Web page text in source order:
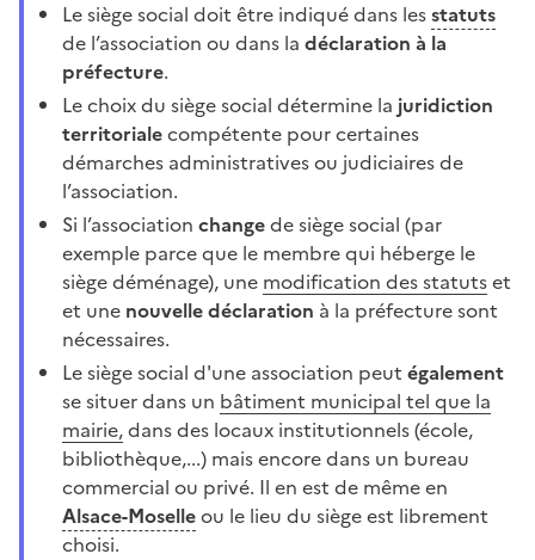
Le siège social doit être indiqué dans lesstatuts
de l’association ou dans la déclaration à la
préfecture.
Le choix du siège social détermine la juridiction
territorialecompétente pour certaines
démarches administratives ou judiciaires de
l’association.
Si l’association changede siège social (par
exemple parce que le membre qui héberge le
siège déménage), une modification des statutset
et une nouvelle déclaration à la préfecture sont
nécessaires.
Le siège social d'une association peut également
se situer dans un bâtiment municipal tel que la
mairie,dans des locaux institutionnels (école,
bibliothèque,...) mais encore dans un bureau
commercial ou privé. Il en est de même en
Alsace-Moselleou le lieu du siège est librement
choisi.